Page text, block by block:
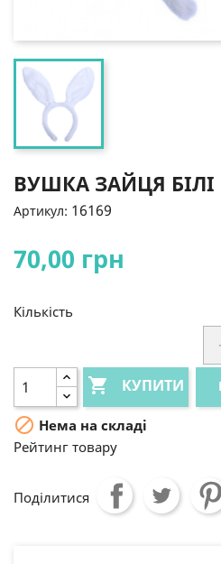
ВУШКА ЗАЙЦЯ БІЛІ
Артикул: 16169
70,00 грн
Кількість
 КУПИТИ
 Нема на складі
Рейтинг товару
Поділитися